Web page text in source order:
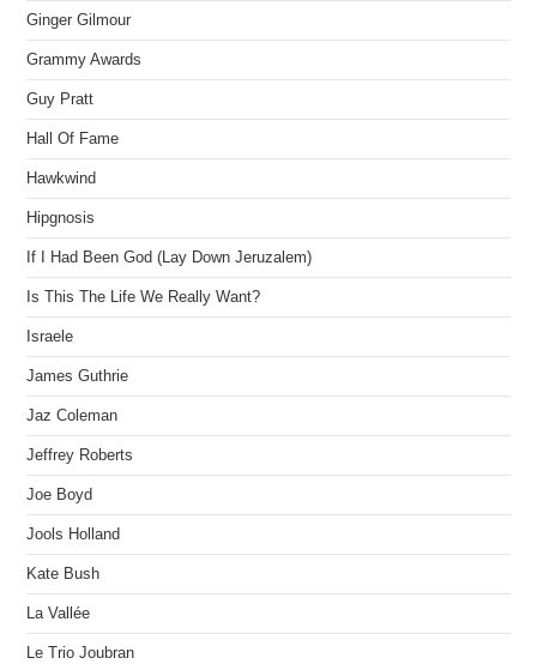
Ginger Gilmour
Grammy Awards
Guy Pratt
Hall Of Fame
Hawkwind
Hipgnosis
If I Had Been God (Lay Down Jeruzalem)
Is This The Life We Really Want?
Israele
James Guthrie
Jaz Coleman
Jeffrey Roberts
Joe Boyd
Jools Holland
Kate Bush
La Vallée
Le Trio Joubran